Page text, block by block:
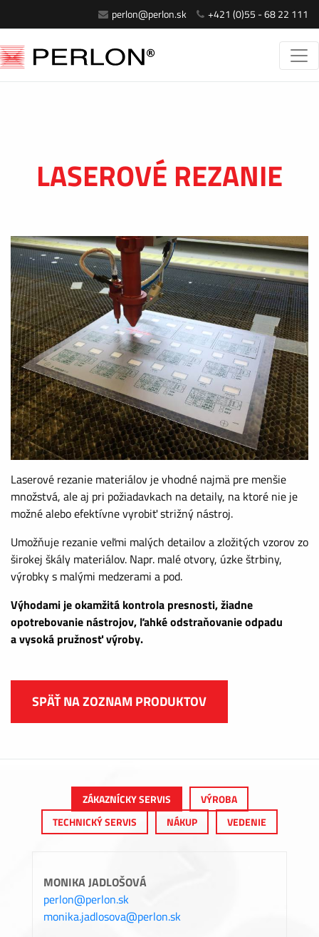
perlon@perlon.sk +421 (0)55 - 68 22 111
LASEROVÉ REZANIE
Laserové rezanie materiálov je vhodné najmä pre menšie
množstvá, ale aj pri požiadavkach na detaily, na ktoré nie je
možné alebo efektívne vyrobiť strižný nástroj.
Umožňuje rezanie veľmi malých detailov a zložitých vzorov zo
širokej škály materiálov. Napr. malé otvory, úzke štrbiny,
výrobky s malými medzerami a pod.
Výhodami je okamžitá kontrola presnosti, žiadne
opotrebovanie nástrojov, ľahké odstraňovanie odpadu
a vysoká pružnosť výroby.
SPÄŤ NA ZOZNAM PRODUKTOV
ZÁKAZNÍCKY SERVIS
VÝROBA
TECHNICKÝ SERVIS
NÁKUP VEDENIE
MONIKA JADLOŠOVÁ
perlon@perlon.sk
monika.jadlosova@perlon.sk